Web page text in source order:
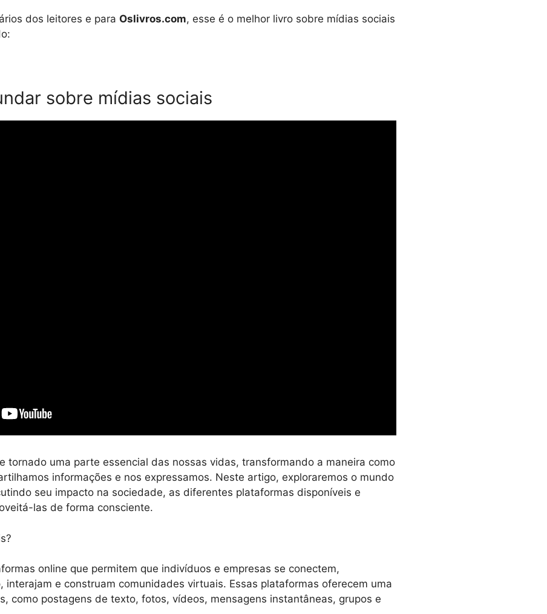
dos leitores e para Oslivros.com, esse é o melhor livro sobre mídias sociais
sobre mídias sociais
tornado uma parte essencial das nossas vidas, transformando a maneira como
informações e nos expressamos. Neste artigo, exploraremos o mundo
seu impacto na sociedade, as diferentes plataformas disponíveis e
las de forma consciente.
online que permitem que indivíduos e empresas se conectem,
interajam e construam comunidades virtuais. Essas plataformas oferecem uma
como postagens de texto, fotos, vídeos, mensagens instantâneas, grupos e